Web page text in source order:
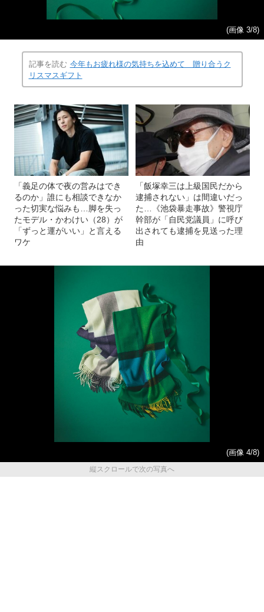
(画像 3/8)
記事を読む 今年もお疲れ様の気持ちを込めて 贈り合うク
リスマスギフト
「義足の体で夜の営みはでき
るのか」誰にも相談できなか
った切実な悩みも…脚を失っ
たモデル・かわけい（28）が
「ずっと運がいい」と言える
ワケ
「飯塚幸三は上級国民だから
逮捕されない」は間違いだっ
た…《池袋暴走事故》警視庁
幹部が「自民党議員」に呼び
出されても逮捕を見送った理
由
(画像 4/8)
縦スクロールで次の写真へ